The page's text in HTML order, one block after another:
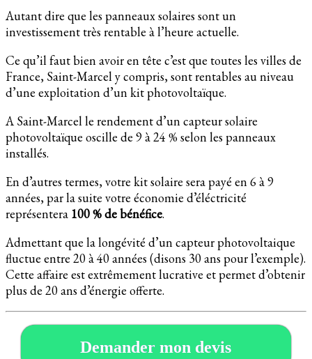
Autant dire que les panneaux solaires sont un
investissement très rentable à l’heure actuelle.
Ce qu’il faut bien avoir en tête c’est que toutes les villes de
France, Saint-Marcel y compris, sont rentables au niveau
d’une exploitation d’un kit photovoltaïque.
A Saint-Marcel le rendement d’un capteur solaire
photovoltaïque oscille de 9 à 24 % selon les panneaux
installés.
En d’autres termes, votre kit solaire sera payé en 6 à 9
années, par la suite votre économie d’éléctricité
représentera 100 % de bénéfice.
Admettant que la longévité d’un capteur photovoltaique
fluctue entre 20 à 40 années (disons 30 ans pour l’exemple).
Cette affaire est extrêmement lucrative et permet d’obtenir
plus de 20 ans d’énergie offerte.
Demander mon devis